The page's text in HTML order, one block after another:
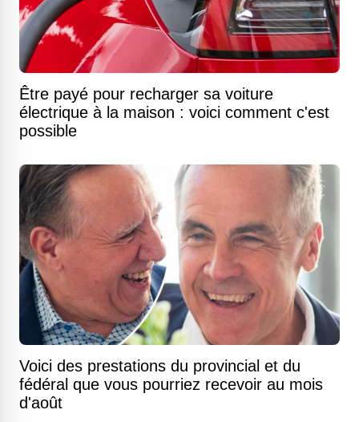
Être payé pour recharger sa voiture
électrique à la maison : voici comment c'est
possible
Voici des prestations du provincial et du
fédéral que vous pourriez recevoir au mois
d'août